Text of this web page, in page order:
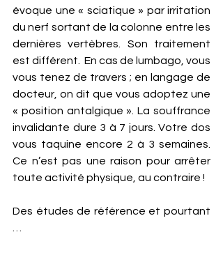
évoque une « sciatique » par irritation
du nerf sortant de la colonne entre les
dernières vertèbres. Son traitement
est différent.  En cas de lumbago, vous
vous tenez de travers ; en langage de
docteur, on dit que vous adoptez une
« position antalgique ». La souffrance
invalidante dure 3 à 7 jours. Votre dos
vous taquine encore 2 à 3 semaines.
Ce n’est pas une raison pour arrêter
toute activité physique, au contraire !
Des études de référence et pourtant